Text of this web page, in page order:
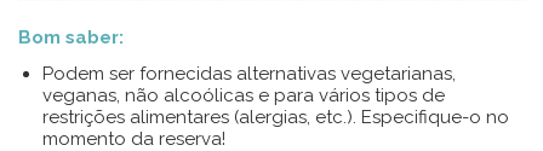
Bom saber:
Podem ser fornecidas alternativas vegetarianas,
veganas, não alcoólicas e para vários tipos de
restrições alimentares (alergias, etc.). Especifique-o no
momento da reserva!